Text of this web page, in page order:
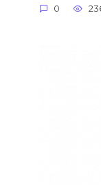
0